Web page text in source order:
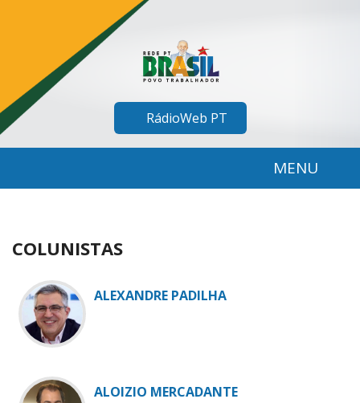
RádioWeb PT
MENU
COLUNISTAS
ALEXANDRE PADILHA
ALOIZIO MERCADANTE